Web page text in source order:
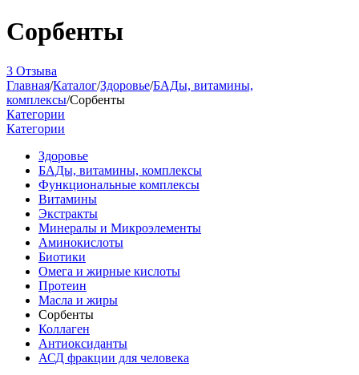
Сорбенты
3 Отзыва
Главная/Каталог/Здоровье/БАДы, витамины,
комплексы/Сорбенты
Категории
Категории
Здоровье
БАДы, витамины, комплексы
Функциональные комплексы
Витамины
Экстракты
Минералы и Микроэлементы
Аминокислоты
Биотики
Омега и жирные кислоты
Протеин
Масла и жиры
Сорбенты
Коллаген
Антиоксиданты
АСД фракции для человека